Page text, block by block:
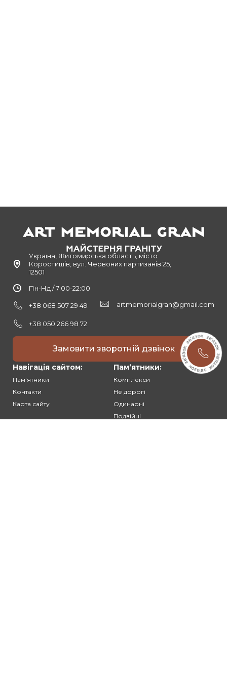
Україна, Житомирська область, місто
Коростишів, вул. Червоних партизанів 25,
12501
Пн-Нд / 7:00-22:00
+38 068 507 29 49
+38 050 266 98 72
artmemorialgran@gmail.com
Замовити зворотній дзвінок
Навігація сайтом:
Памʼятники
Контакти
Карта сайту
Памʼятники:
Комплекси
Не дорогі
Одинарні
Подвійні